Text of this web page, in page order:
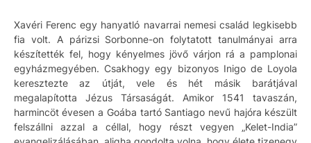
Xavéri Ferenc egy hanyatló navarrai nemesi család legkisebb
fia volt. A párizsi Sorbonne-on folytatott tanulmányai arra
készítették fel, hogy kényelmes jövő várjon rá a pamplonai
egyházmegyében. Csakhogy egy bizonyos Inigo de Loyola
keresztezte az útját, vele és hét másik barátjával
megalapította Jézus Társaságát. Amikor 1541 tavaszán,
harmincöt évesen a Goába tartó Santiago nevű hajóra készült
felszállni azzal a céllal, hogy részt vegyen „Kelet-India”